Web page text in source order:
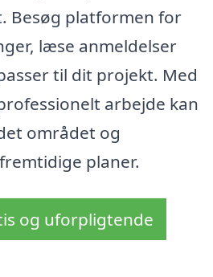
Besøg platformen for
læse anmeldelser
til dit projekt. Med
arbejde kan
området og
planer.
og uforpligtende